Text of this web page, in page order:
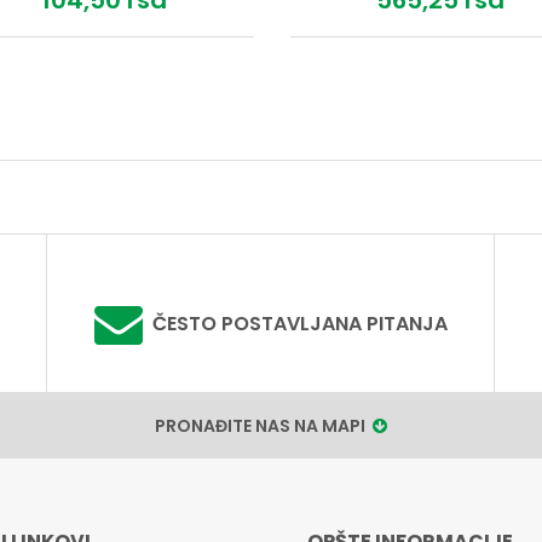
ČESTO POSTAVLJANA PITANJA
PRONAĐITE NAS NA MAPI